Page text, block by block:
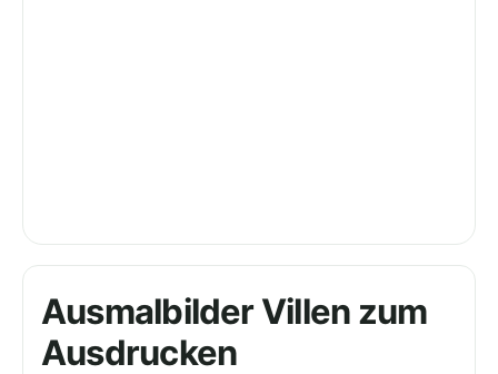
Ausmalbilder Villen zum
Ausdrucken